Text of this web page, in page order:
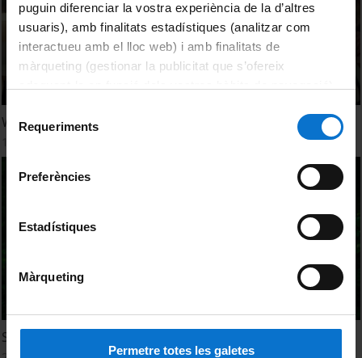
puguin diferenciar la vostra experiència de la d’altres
usuaris), amb finalitats estadístiques (analitzar com
interactueu amb el lloc web) i amb finalitats de
màrqueting (gestionar la publicitat que s’ofereix
consultar laPolítica de galetes del lloc web de la
Requeriments
Preferències
Estadístiques
Màrqueting
Permetre totes les galetes
We're Research
Somos Investigación